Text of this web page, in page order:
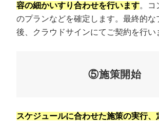
容の細かいすり合わせを行います。コ
のプランなどを確定します。最終的な
後、クラウドサインにてご契約を行い
⑤施策開始
スケジュールに合わせた施策の実行、